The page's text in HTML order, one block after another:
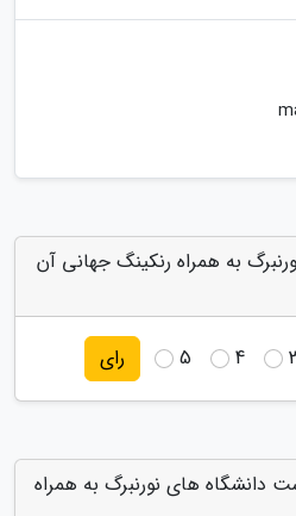
به همراه رنکینگ جهانی آن
4
5 رای
دانشگاه های نورنبرگ به همراه